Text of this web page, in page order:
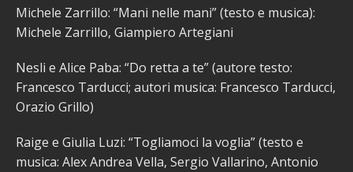
Michele Zarrillo: “Mani nelle mani” (testo e musica):
Michele Zarrillo, Giampiero Artegiani
Nesli e Alice Paba: “Do retta a te” (autore testo:
Francesco Tarducci; autori musica: Francesco Tarducci,
Orazio Grillo)
Raige e Giulia Luzi: “Togliamoci la voglia” (testo e
musica: Alex Andrea Vella, Sergio Vallarino, Antonio